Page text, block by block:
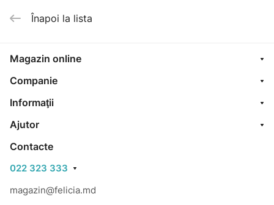
Înapoi la lista
Magazin online
Companie
Informaţii
Ajutor
Contacte
022 323 333
magazin@felicia.md